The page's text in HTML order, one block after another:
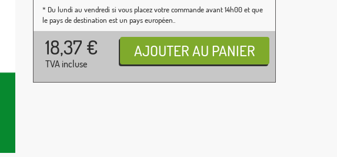
* Du lundi au vendredi si vous placez votre commande avant 14h00 et que
le pays de destination est un pays européen..
18,37 €
TVA incluse